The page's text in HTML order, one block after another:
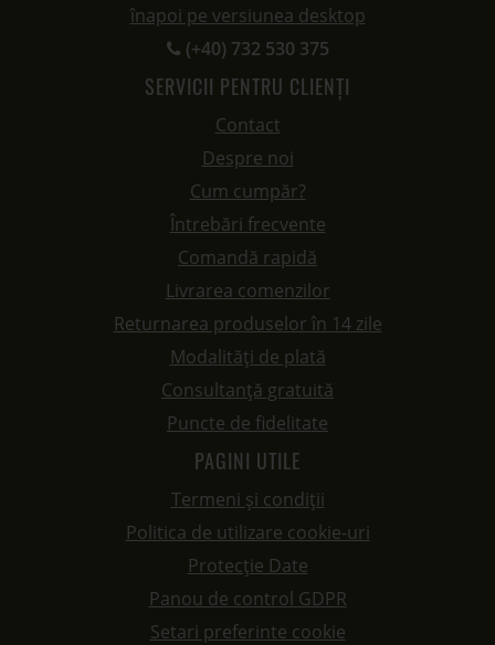
înapoi pe versiunea desktop
(+40) 732 530 375
SERVICII PENTRU CLIENȚI
Contact
Despre noi
Cum cumpăr?
Întrebări frecvente
Comandă rapidă
Livrarea comenzilor
Returnarea produselor în 14 zile
Modalități de plată
Consultanță gratuită
Puncte de fidelitate
PAGINI UTILE
Termeni și condiții
Politica de utilizare cookie-uri
Protecție Date
Panou de control GDPR
Setari preferinte cookie